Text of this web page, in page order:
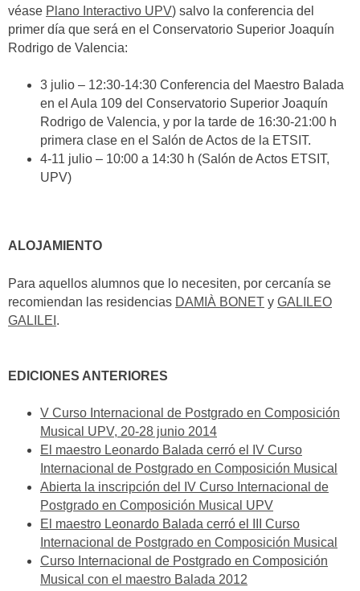
véase Plano Interactivo UPV) salvo la conferencia del
primer día que será en el Conservatorio Superior Joaquín
Rodrigo de Valencia:
3 julio – 12:30-14:30 Conferencia del Maestro Balada
en el Aula 109 del Conservatorio Superior Joaquín
Rodrigo de Valencia, y por la tarde de 16:30-21:00 h
primera clase en el Salón de Actos de la ETSIT.
4-11 julio – 10:00 a 14:30 h (Salón de Actos ETSIT,
UPV)
ALOJAMIENTO
Para aquellos alumnos que lo necesiten, por cercanía se
recomiendan las residencias DAMIÀ BONET y GALILEO
GALILEI .
EDICIONES ANTERIORES
V Curso Internacional de Postgrado en Composición
Musical UPV, 20-28 junio 2014
El maestro Leonardo Balada cerró el IV Curso
Internacional de Postgrado en Composición Musical
Abierta la inscripción del IV Curso Internacional de
Postgrado en Composición Musical UPV
El maestro Leonardo Balada cerró el III Curso
Internacional de Postgrado en Composición Musical
Curso Internacional de Postgrado en Composición
Musical con el maestro Balada 2012